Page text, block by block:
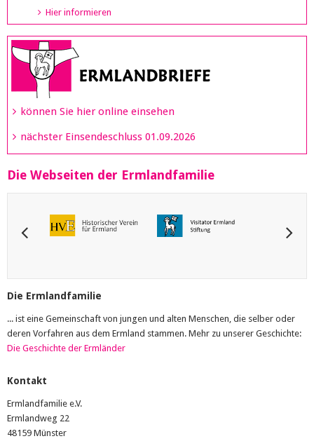
Hier informieren
können Sie hier online einsehen
nächster Einsendeschluss 01.09.2026
Die Webseiten der Ermlandfamilie
Die Ermlandfamilie
... ist eine Gemeinschaft von jungen und alten Menschen, die selber oder
deren Vorfahren aus dem Ermland stammen. Mehr zu unserer Geschichte:
Die Geschichte der Ermländer
Kontakt
Ermlandfamilie e.V.
Ermlandweg 22
48159 Münster